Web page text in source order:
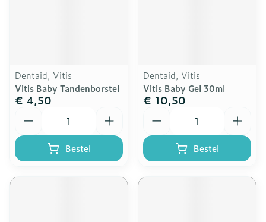
Dentaid, Vitis
Vitis Baby Tandenborstel
€ 4,50
Bestel
Dentaid, Vitis
Vitis Baby Gel 30ml
€ 10,50
Bestel